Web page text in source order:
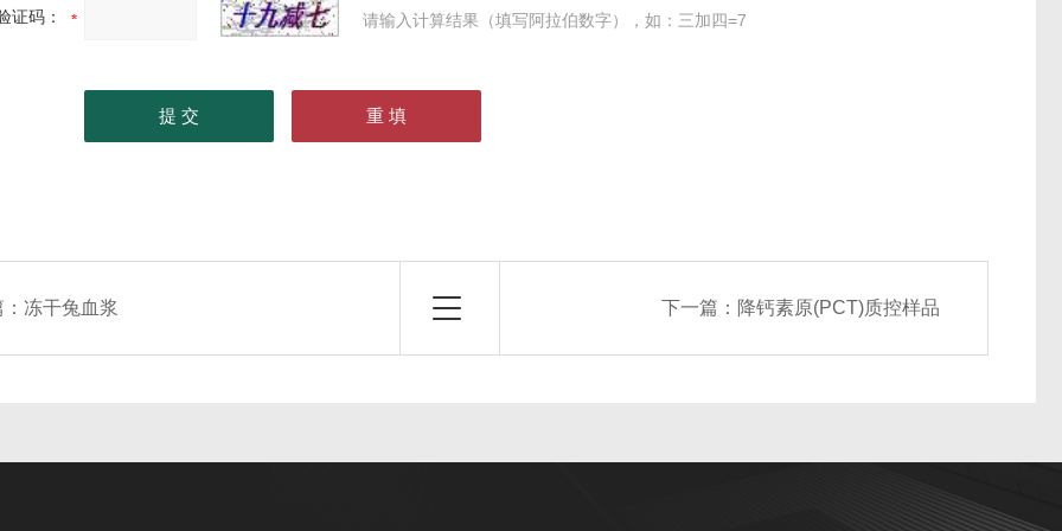
证码： 请输入计算结果（填写阿拉伯数字），如：三加四=7
冻干兔血浆 下一篇： 降钙素原(PCT)质控样品